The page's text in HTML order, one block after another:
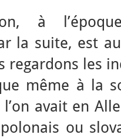
à
la suite, est
regardons les
même à la
avait en
ou